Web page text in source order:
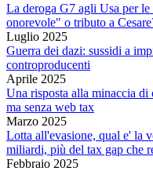
La deroga G7 agli Usa per
onorevole" o tributo a
Luglio 2025
Guerra dei dazi: sussidi a
controproducenti
Aprile 2025
Una risposta alla minaccia
ma senza web tax
Marzo 2025
Lotta all'evasione, qual e' la
miliardi, più del tax gap che
Febbraio 2025